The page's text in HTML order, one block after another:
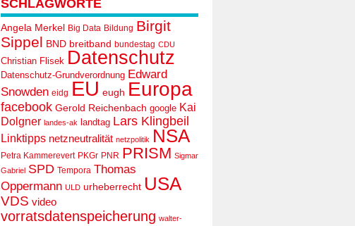
SCHLAGWORTE
Angela Merkel Big Data Bildung Birgit
Sippel BND breitband bundestag CDU
Christian Flisek Datenschutz
Datenschutz-Grundverordnung Edward
Snowden eidg EU eugh Europa
facebook Gerold Reichenbach google Kai
Dolgner landes-ak landtag Lars Klingbeil
Linktipps netzneutralität netzpolitik NSA
Petra Kammerevert PKGr PNR PRISM Sigmar
Gabriel SPD Tempora Thomas
Oppermann ULD urheberrecht USA
VDS video
vorratsdatenspeicherung walter-